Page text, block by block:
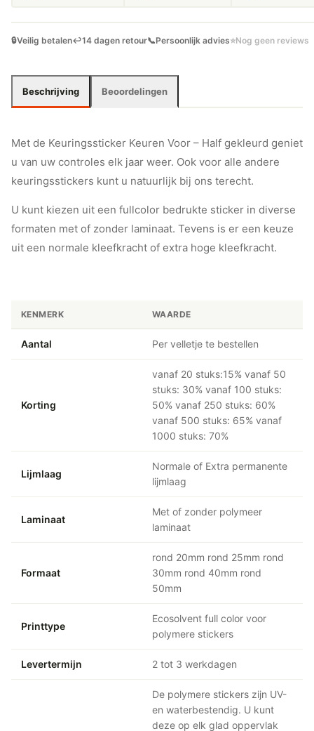
🔒Veilig betalen↩️14 dagen retour📞Persoonlijk advies⭐Nog geen reviews
Beschrijving Beoordelingen
Met de Keuringssticker Keuren Voor – Half gekleurd geniet
u van uw controles elk jaar weer. Ook voor alle andere
keuringsstickers kunt u natuurlijk bij ons terecht.
U kunt kiezen uit een fullcolor bedrukte sticker in diverse
formaten met of zonder laminaat. Tevens is er een keuze
uit een normale kleefkracht of extra hoge kleefkracht.
KENMERK WAARDE
Aantal Per velletje te bestellen
Korting
vanaf 20 stuks:15% vanaf 50
stuks: 30% vanaf 100 stuks:
50% vanaf 250 stuks: 60%
vanaf 500 stuks: 65% vanaf
1000 stuks: 70%
Lijmlaag
Normale of Extra permanente
lijmlaag
Laminaat
Met of zonder polymeer
laminaat
Formaat
rond 20mm rond 25mm rond
30mm rond 40mm rond
50mm
Printtype
Ecosolvent full color voor
polymere stickers
Levertermijn 2 tot 3 werkdagen
De polymere stickers zijn UV-
en waterbestendig. U kunt
deze op elk glad oppervlak